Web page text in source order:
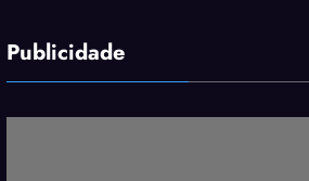
Publicidade